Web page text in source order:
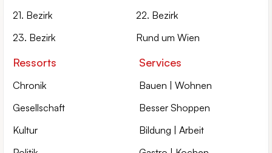
21. Bezirk
22. Bezirk
23. Bezirk
Rund um Wien
Ressorts
Chronik
Gesellschaft
Kultur
Services
Bauen | Wohnen
Besser Shoppen
Bildung | Arbeit